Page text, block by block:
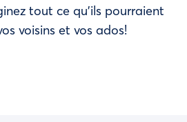
tout ce qu’ils pourraient
voisins et vos ados!